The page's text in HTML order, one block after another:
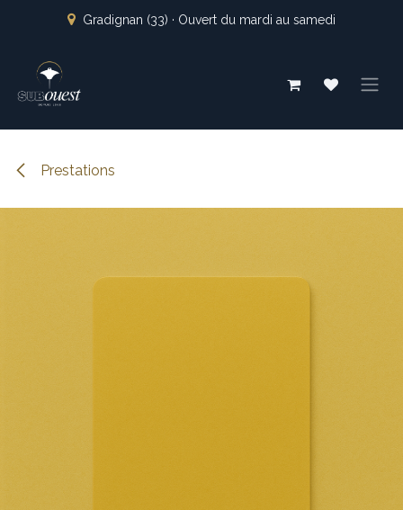
Se rendre au contenu
Gradignan (33) · Ouvert du mardi au samedi
Prestations